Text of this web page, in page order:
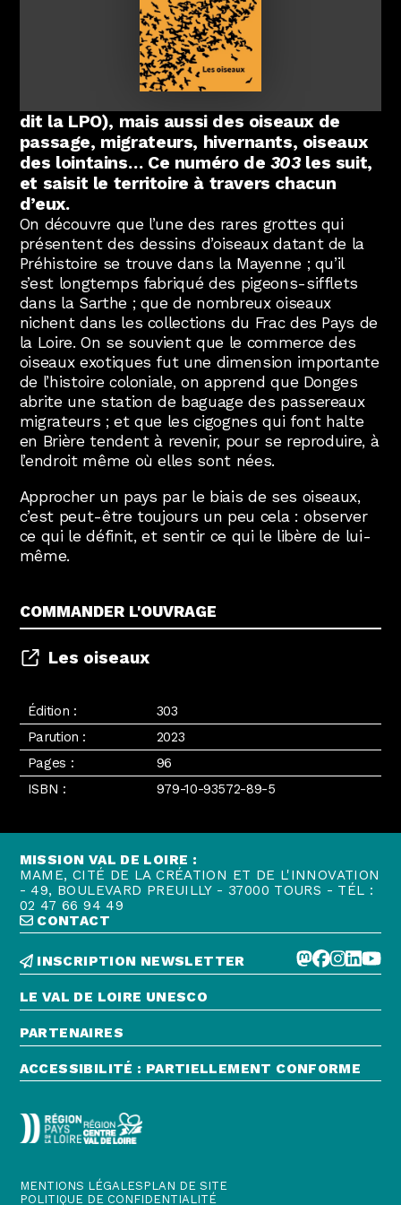
Les Pays de la Loire ont leurs oiseaux
(près de deux cents espèces de nicheurs,
« les deux tiers de l’avifaune qui se
dit la LPO), mais aussi des oiseaux de
passage, migrateurs, hivernants, oiseaux
des lointains… Ce numéro de 303les suit,
et saisit le territoire à travers chacun
d’eux.
On découvre que l’une des rares grottes qui
présentent des dessins d’oiseaux datant de la
Préhistoire se trouve dans la Mayenne ; qu’il
s’est longtemps fabriqué des pigeons-sifflets
dans la Sarthe ; que de nombreux oiseaux
nichent dans les collections du Frac des Pays de
la Loire. On se souvient que le commerce des
oiseaux exotiques fut une dimension importante
de l’histoire coloniale, on apprend que Donges
abrite une station de baguage des passereaux
migrateurs ; et que les cigognes qui font halte
en Brière tendent à revenir, pour se reproduire, à
l’endroit même où elles sont nées.
Approcher un pays par le biais de ses oiseaux,
c’est peut-être toujours un peu cela : observer
ce qui le définit, et sentir ce qui le libère de lui-
même.
COMMANDER L'OUVRAGE
Les oiseaux
Édition :
303
Parution :
2023
Pages :
96
ISBN :
979-10-93572-89-5
MISSION VAL DE LOIRE :
MAME, CITÉ DE LA CRÉATION ET DE L'INNOVATION
- 49, BOULEVARD PREUILLY - 37000 TOURS - TÉL :
02 47 66 94 49
CONTACT
INSCRIPTION NEWSLETTER
LE VAL DE LOIRE UNESCO
PARTENAIRES
ACCESSIBILITÉ : PARTIELLEMENT CONFORME
MENTIONS LÉGALESPLAN DE SITE
POLITIQUE DE CONFIDENTIALITÉ
Abonnez-vous !
La Newsletter
Les dernières nouvelles du Val de Loire
patrimoine mondial délivrées directement
dans votre boîte mail.